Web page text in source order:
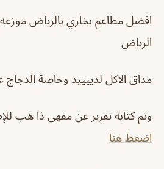
افضل مطاعم بخاري بالرياض
الرياض
مذاق الاكل لذييييذ وخاصة الدجاج
وتم كتابة تقرير عن مقهى ذا هب
اضغط هنا